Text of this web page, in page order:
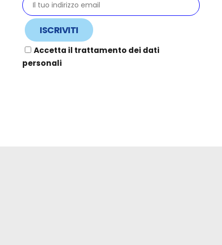
Accetta il trattamento dei dati
personali